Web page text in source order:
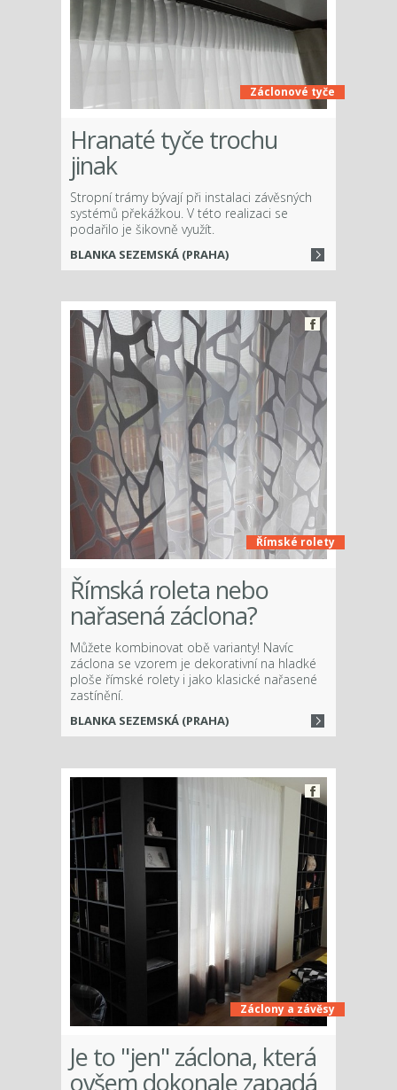
Záclonové tyče
Hranaté tyče trochu
jinak
Stropní trámy bývají při instalaci závěsných
systémů překážkou. V této realizaci se
podařilo je šikovně využít.
BLANKA SEZEMSKÁ (PRAHA)
Římské rolety
Římská roleta nebo
nařasená záclona?
Můžete kombinovat obě varianty! Navíc
záclona se vzorem je dekorativní na hladké
ploše římské rolety i jako klasické nařasené
zastínění.
BLANKA SEZEMSKÁ (PRAHA)
Záclony a závěsy
Je to "jen" záclona, která
ovšem dokonale zapadá